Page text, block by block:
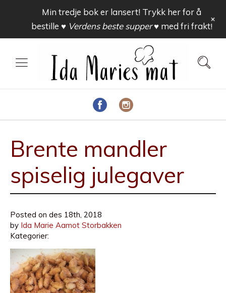
Brente mandler
spiselig julegaver
Posted on des 18th, 2018
by Ida Marie Aamot Storbakken
Kategorier:
Min tredje bok er lansert! Trykk her for å
bestille ♥ Verdens beste supper ♥med fri frakt!
+